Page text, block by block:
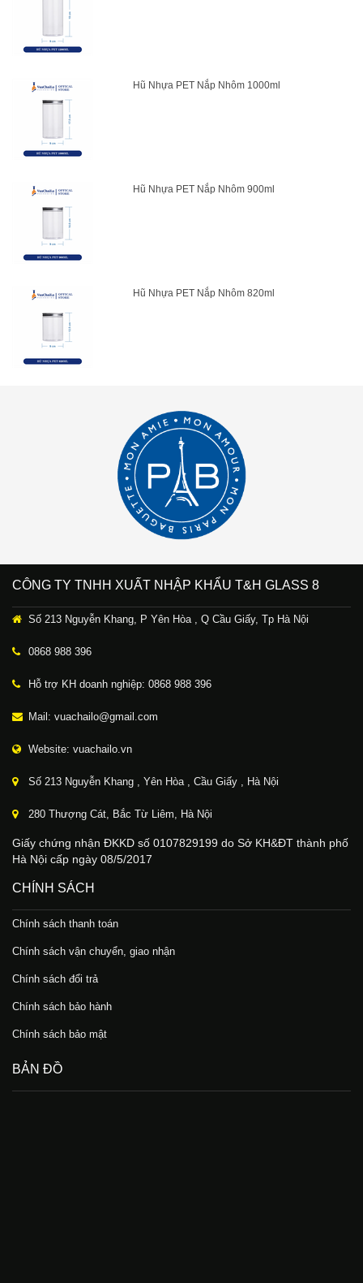
Hũ Nhựa PET Nắp Nhôm 1000ml
Hũ Nhựa PET Nắp Nhôm 900ml
Hũ Nhựa PET Nắp Nhôm 820ml
CÔNG TY TNHH XUẤT NHẬP KHẨU T&H GLASS 8
Số 213 Nguyễn Khang, P Yên Hòa , Q Cầu Giấy, Tp Hà Nội
0868 988 396
Hỗ trợ KH doanh nghiệp: 0868 988 396
Mail: vuachailo@gmail.com
Website: vuachailo.vn
Số 213 Nguyễn Khang , Yên Hòa , Cầu Giấy , Hà Nội
280 Thượng Cát, Bắc Từ Liêm, Hà Nội
Giấy chứng nhận ĐKKD số 0107829199 do Sở KH&ĐT thành phố
Hà Nội cấp ngày 08/5/2017
CHÍNH SÁCH
Chính sách thanh toán
Chính sách vận chuyển, giao nhận
Chính sách đổi trả
Chính sách bảo hành
Chính sách bảo mật
BẢN ĐỒ